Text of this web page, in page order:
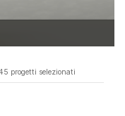
progetti selezionati